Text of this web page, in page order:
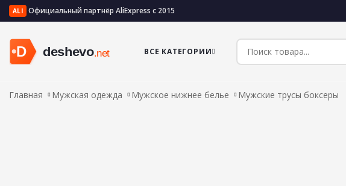
ALI Официальный партнёр AliExpress с 2015
ВСЕ КАТЕГОРИИ
Главная Мужская одежда Мужское нижнее белье Мужские трусы боксеры